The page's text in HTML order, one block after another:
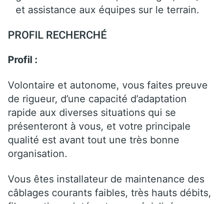
et assistance aux équipes sur le terrain.
PROFIL RECHERCHÉ
Profil :
Volontaire et autonome, vous faites preuve
de rigueur, d’une capacité d’adaptation
rapide aux diverses situations qui se
présenteront à vous, et votre principale
qualité est avant tout une très bonne
organisation.
Vous êtes installateur de maintenance des
câblages courants faibles, très hauts débits,